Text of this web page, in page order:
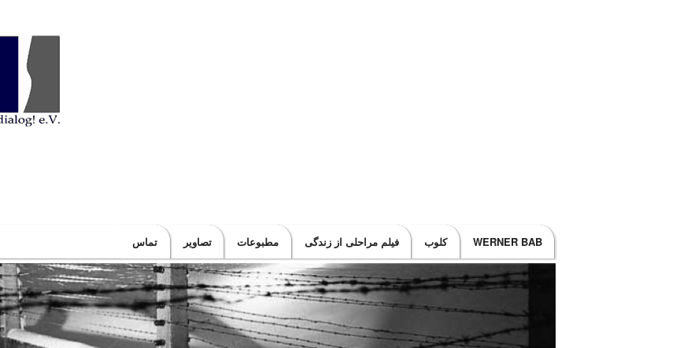
Main menu
SKIP TO PRIMARY CONTENT
SKIP TO SECONDARY CONTENT
WERNER BAB کلوب فيلم مراحلی از زندگی مطبوعات تصاویر تماس